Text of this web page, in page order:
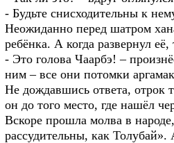
- Будьте снисходительны к
Неожиданно перед шатром
ребёнка. А когда развернул
- Это голова Чаарбэ! –
ним – все они потомки
Не дождавшись ответа, отрок
он до того место, где нашёл
Вскоре прошла молва в
рассудительны, как Толубай».